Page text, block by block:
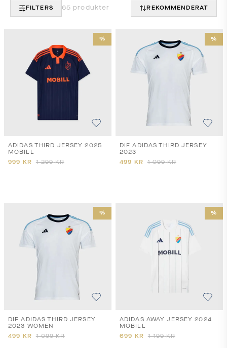
FILTERS 65 produkter REKOMMENDERAT
%
ADIDAS THIRD JERSEY 2025
MOBILL
999 KR 1 299 KR
%
DIF ADIDAS THIRD JERSEY
2023
499 KR 1 099 KR
%
DIF ADIDAS THIRD JERSEY
2023 WOMEN
499 KR 1 099 KR
%
ADIDAS AWAY JERSEY 2024
MOBILL
699 KR 1 199 KR